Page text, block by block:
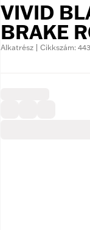
VIVID
BRAKE
Alkatrész | Cikkszám: